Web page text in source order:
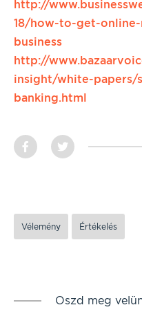
http://
18/how-to-get-
business
http://
insight/white-papers/
banking.html
Vélemény Értékelés
Oszd meg